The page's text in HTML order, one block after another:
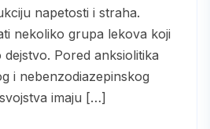
napetosti i straha.
nekoliko grupa lekova koji
Pored anksiolitika
i nebenzodiazepinskog
imaju […]